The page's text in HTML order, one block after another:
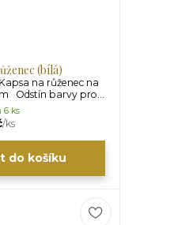
(bílá)
na růženec na
Odstín barvy pro...
/ks
6 ks
do košíku